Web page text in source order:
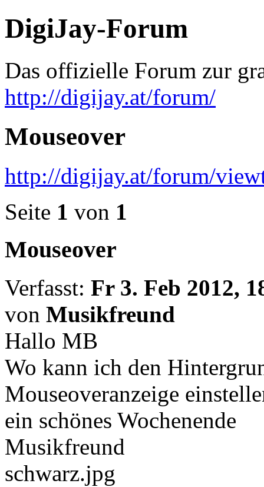
DigiJay-Forum
Das offizielle Forum zur
http://digijay.at/forum/
Mouseover
http://digijay.at/forum/
Seite 1 von 1
Mouseover
Verfasst: Fr 3. Feb 2012,
von Musikfreund
Hallo MB
Wo kann ich den
Mouseoveranzeige
ein schönes Wochenende
Musikfreund
schwarz.jpg